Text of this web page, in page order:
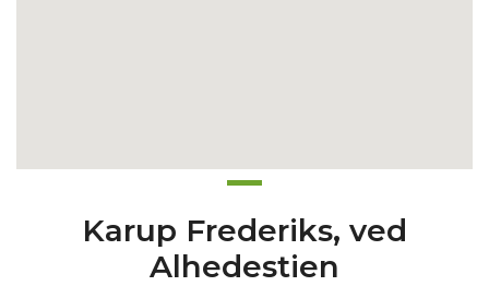
Karup Frederiks, ved
Alhedestien